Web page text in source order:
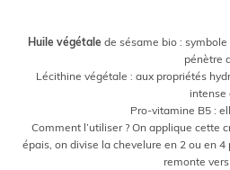
Huile végétale de sésame bio :
pénètre
Lécithine végétale : aux propriétés
intense
Pro-vitamine B5 :
Comment l’utiliser ? On applique cette
épais, on divise la chevelure en 2 ou en
remonte